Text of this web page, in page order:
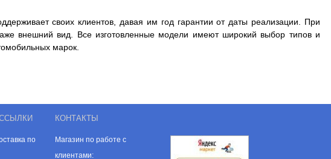
своих клиентов, давая им год гарантии от даты реализации. При
внешний вид. Все изготовленные модели имеют широкий выбор типов и
марок.
по
КОНТАКТЫ
Магазин по работе с
клиентами: